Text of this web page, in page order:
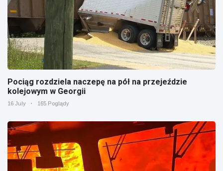
Pociąg rozdziela naczepę na pół na przejeździe
kolejowym w Georgii
16 July 165 Poglądy